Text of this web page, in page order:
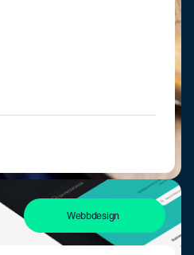
Webbdesign